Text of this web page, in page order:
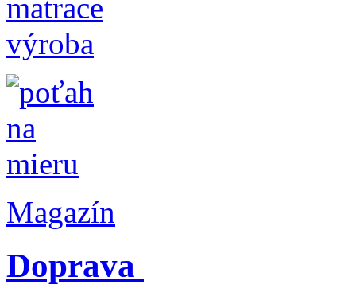
Magazín
Doprava